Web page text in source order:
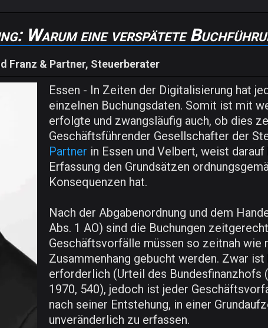
Warum eine verspätete
Franz & Partner, Steuerberater
Essen - In Zeiten der Digitalisierung hat
einzelnen Buchungsdaten. Somit ist mit
erfolgte und zwangsläufig auch, ob dies
Geschäftsführender Gesellschafter der
Partner in Essen und Velbert, weist
Erfassung den Grundsätzen
Konsequenzen hat.
Nach der Abgabenordnung und dem
Abs. 1 AO) sind die Buchungen
Geschäftsvorfälle müssen so zeitnah
Zusammenhang gebucht werden. Zwar
erforderlich (Urteil des Bundesfinanzhofs
1970, 540), jedoch ist jeder
nach seiner Entstehung, in einer
unveränderlich zu erfassen.